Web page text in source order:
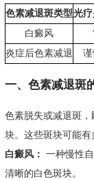
色素减退斑类型光
白癜风
炎症后色素减退
谨
一、色素减退斑
色素脱失或减退斑
块。这些斑块可能有
白癜风： 一种慢性
清晰的白色斑块。